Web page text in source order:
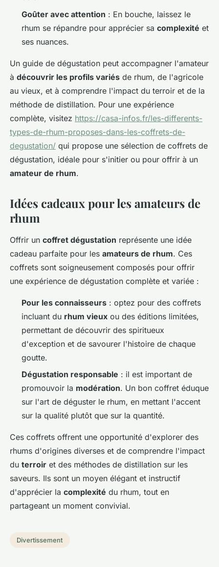
Goûter avec attention : En bouche, laissez le
rhum se répandre pour apprécier sa complexité et
ses nuances.
Un guide de dégustation peut accompagner l'amateur
à découvrir les profils variés de rhum, de l'agricole
au vieux, et à comprendre l'impact du terroir et de la
méthode de distillation. Pour une expérience
complète, visitez https://casa-infos.fr/les-differents-
types-de-rhum-proposes-dans-les-coffrets-de-
degustation/ qui propose une sélection de coffrets de
dégustation, idéale pour s'initier ou pour offrir à un
amateur de rhum.
Idées cadeaux pour les amateurs de
rhum
Offrir un coffret dégustation représente une idée
cadeau parfaite pour les amateurs de rhum. Ces
coffrets sont soigneusement composés pour offrir
une expérience de dégustation complète et variée :
Pour les connaisseurs : optez pour des coffrets
incluant du rhum vieux ou des éditions limitées,
permettant de découvrir des spiritueux
d'exception et de savourer l'histoire de chaque
goutte.
Dégustation responsable : il est important de
promouvoir la modération. Un bon coffret éduque
sur l'art de déguster le rhum, en mettant l'accent
sur la qualité plutôt que sur la quantité.
Ces coffrets offrent une opportunité d'explorer des
rhums d'origines diverses et de comprendre l'impact
du terroir et des méthodes de distillation sur les
saveurs. Ils sont un moyen élégant et instructif
d'apprécier la complexité du rhum, tout en
partageant un moment convivial.
Divertissement